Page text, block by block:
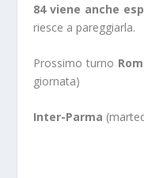
84 viene anche
riesce a pareggiarla.
Prossimo turno
giornata)
Inter-Parma